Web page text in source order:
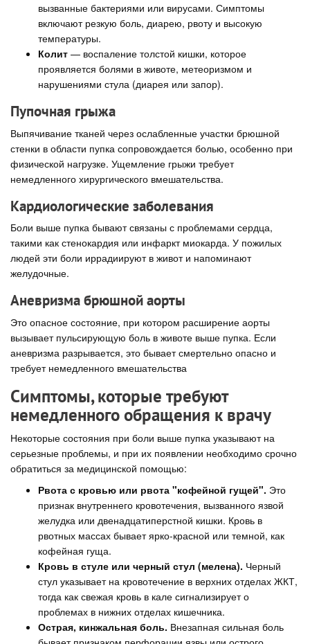
вызванные бактериями или вирусами. Симптомы
включают резкую боль, диарею, рвоту и высокую
температуры.
Колит — воспаление толстой кишки, которое
проявляется болями в животе, метеоризмом и
нарушениями стула (диарея или запор).
Пупочная грыжа
Выпячивание тканей через ослабленные участки брюшной
стенки в области пупка сопровождается болью, особенно при
физической нагрузке. Ущемление грыжи требует
немедленного хирургического вмешательства.
Кардиологические заболевания
Боли выше пупка бывают связаны с проблемами сердца,
такими как стенокардия или инфаркт миокарда. У пожилых
людей эти боли иррадиируют в живот и напоминают
желудочные.
Аневризма брюшной аорты
Это опасное состояние, при котором расширение аорты
вызывает пульсирующую боль в животе выше пупка. Если
аневризма разрывается, это бывает смертельно опасно и
требует немедленного вмешательства
Симптомы, которые требуют
немедленного обращения к врачу
Некоторые состояния при боли выше пупка указывают на
серьезные проблемы, и при их появлении необходимо срочно
обратиться за медицинской помощью:
Рвота с кровью или рвота "кофейной гущей". Это
признак внутреннего кровотечения, вызванного язвой
желудка или двенадцатиперстной кишки. Кровь в
рвотных массах бывает ярко-красной или темной, как
кофейная гуща.
Кровь в стуле или черный стул (мелена). Черный
стул указывает на кровотечение в верхних отделах ЖКТ,
тогда как свежая кровь в кале сигнализирует о
проблемах в нижних отделах кишечника.
Острая, кинжальная боль. Внезапная сильная боль